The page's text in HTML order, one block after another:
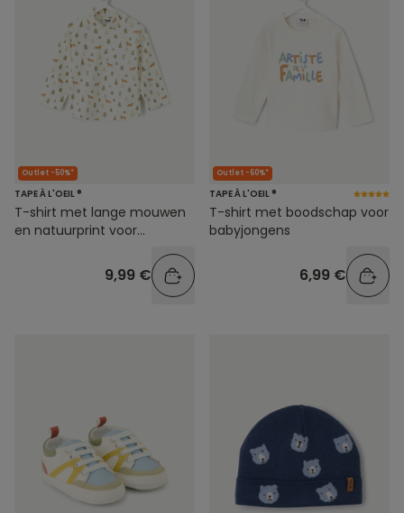
Outlet -50%*
TAPE À L'OEIL ®
T-shirt met lange mouwen
en natuurprint voor
9,99 €
Outlet -60%*
TAPE À L'OEIL ®
T-shirt met boodschap voor
babyjongens
6,99 €